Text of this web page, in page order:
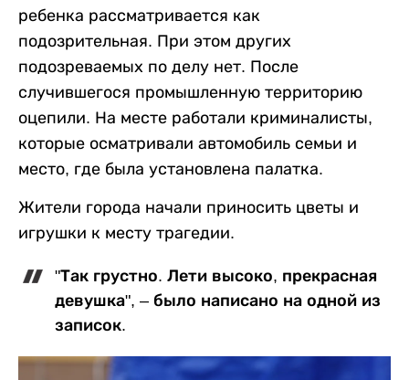
ребенка рассматривается как
подозрительная. При этом других
подозреваемых по делу нет. После
случившегося промышленную территорию
оцепили. На месте работали криминалисты,
которые осматривали автомобиль семьи и
место, где была установлена палатка.
Жители города начали приносить цветы и
игрушки к месту трагедии.
"Так грустно. Лети высоко, прекрасная
девушка", – было написано на одной из
записок.